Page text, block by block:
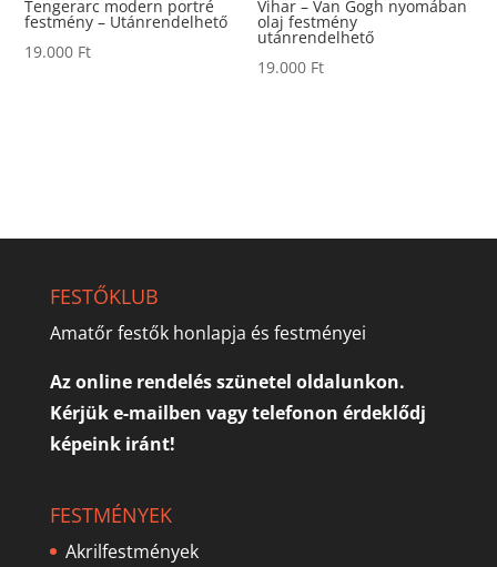
Tengerarc modern portré
festmény – Utánrendelhető
19.000 Ft
Vihar – Van Gogh nyomában
olaj festmény
utánrendelhető
19.000 Ft
FESTŐKLUB
Amatőr festők honlapja és festményei
Az online rendelés szünetel oldalunkon.
Kérjük e-mailben vagy telefonon érdeklődj
képeink iránt!
FESTMÉNYEK
Akrilfestmények